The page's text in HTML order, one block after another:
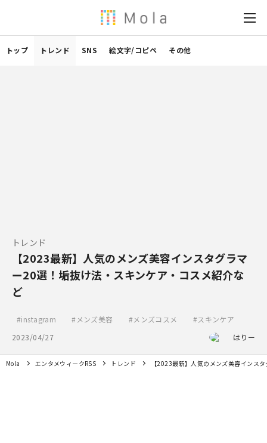
トップ トレンド SNS 絵文字/コピペ その他
トレンド
【2023最新】人気のメンズ美容インスタグラマ
ー20選！垢抜け法・スキンケア・コスメ紹介な
ど
instagram メンズ美容 メンズコスメ
スキンケア
2023/04/27
はりー
Mola エンタメウィークRSS トレンド 【2023最新】人気のメンズ美容インス